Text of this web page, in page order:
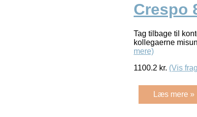
Crespo
Tag tilbage til
kollegaerne
mere)
1100.2 kr. (Vis
Læs mere »